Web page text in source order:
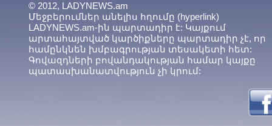
© 2012, LADYNEWS.am
Մեջբերումներ անելիս հղումը (hyperlink)
LADYNEWS.am-ին պարտադիր է: Կայքում
արտահայտված կարծիքները պարտադիր չէ, որ
համընկնեն խմբագրության տեսակետի հետ:
Գովազդների բովանդակության համար կայքը
պատասխանատվություն չի կրում: